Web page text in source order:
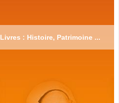
Livres : Histoire, Patrimoine ...